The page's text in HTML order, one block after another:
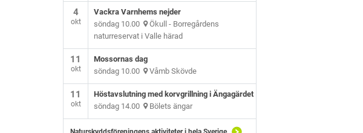
4
okt
Vackra Varnhems nejder
söndag 10.00 Ökull - Borregårdens
naturreservat i Valle härad
11
okt
Mossornas dag
söndag 10.00 Våmb Skövde
11
okt
Höstavslutning med korvgrillning i Ängagärdet
söndag 14.00 Bölets ängar